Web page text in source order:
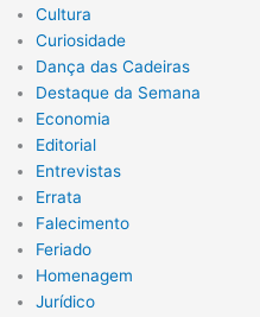
Cultura
Curiosidade
Dança das Cadeiras
Destaque da Semana
Economia
Editorial
Entrevistas
Errata
Falecimento
Feriado
Homenagem
Jurídico